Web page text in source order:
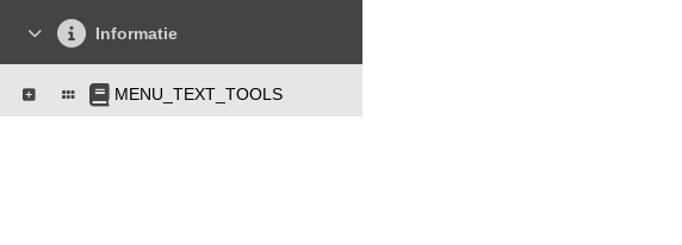
Informatie
MENU_TEXT_TOOLS